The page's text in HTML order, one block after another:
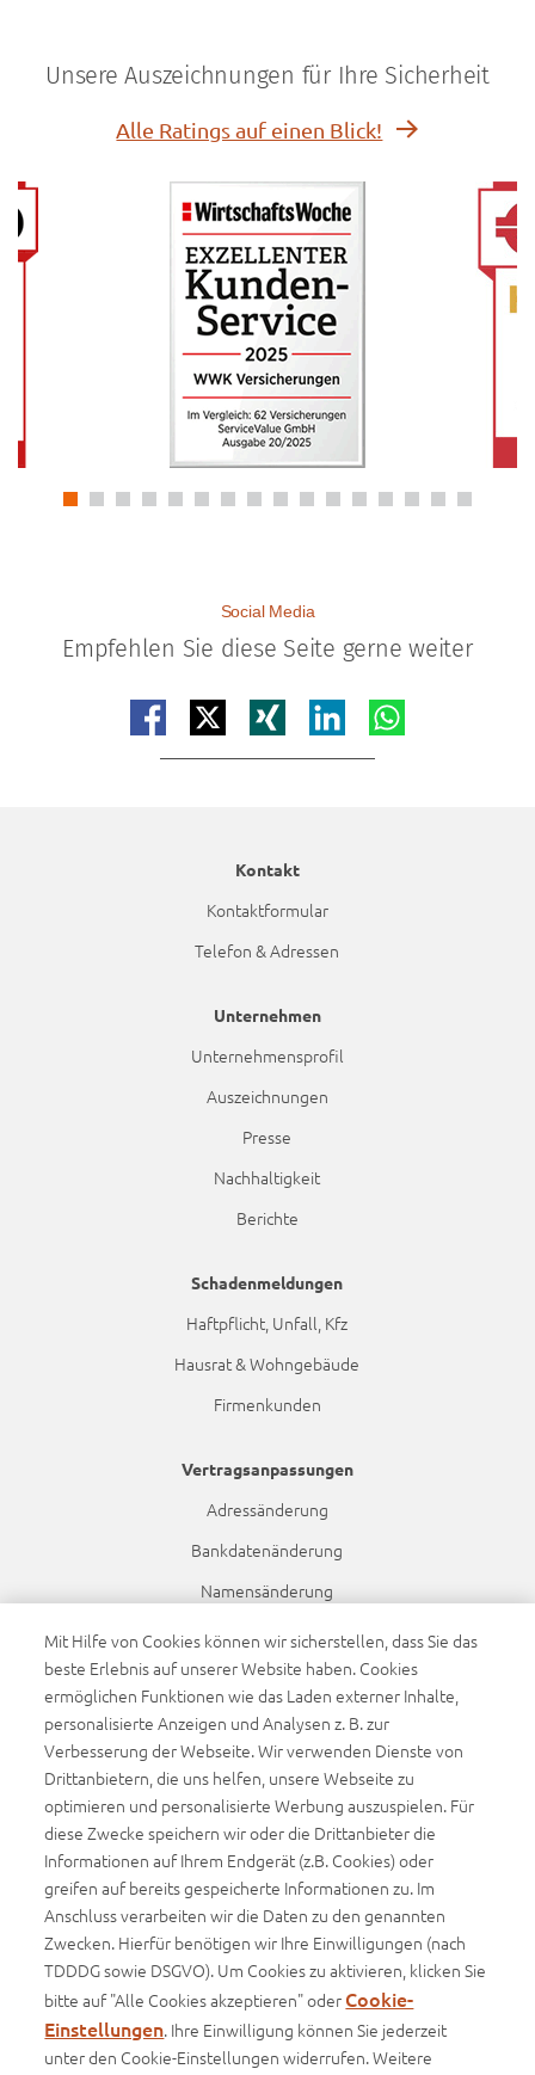
Unsere Auszeichnungen für Ihre Sicherheit
Alle Ratings auf einen Blick!
Empfehlen Sie diese Seite gerne weiter
Social Media
Teilen auf facebook
Teilen auf xTeilen auf xingTeilen auf linkedin
Teilen auf
Kontakt
Kontaktformular
Telefon & Adressen
Unternehmen
Unternehmensprofil
Auszeichnungen
Presse
Nachhaltigkeit
Berichte
Schadenmeldungen
Haftpflicht, Unfall, Kfz
Hausrat & Wohngebäude
Firmenkunden
Vertragsanpassungen
Adressänderung
Bankdatenänderung
Namensänderung
Dynamikanpassung
Sponsoring
FC Augsburg
WWK Volleys Herrsching
Beachvolleyball
Infos
Basisinformationsblätter (BIB)
Produktinformationsblätter
Mit Hilfe von Cookies können wir sicherstellen, dass Sie das
beste Erlebnis auf unserer Website haben. Cookies
ermöglichen Funktionen wie das Laden externer Inhalte,
personalisierte Anzeigen und Analysen z. B. zur
Verbesserung der Webseite. Wir verwenden Dienste von
Drittanbietern, die uns helfen, unsere Webseite zu
optimieren und personalisierte Werbung auszuspielen. Für
diese Zwecke speichern wir oder die Drittanbieter die
Informationen auf Ihrem Endgerät (z.B. Cookies) oder
greifen auf bereits gespeicherte Informationen zu. Im
Anschluss verarbeiten wir die Daten zu den genannten
Zwecken. Hierfür benötigen wir Ihre Einwilligungen (nach
TDDDG sowie DSGVO). Um Cookies zu aktivieren, klicken Sie
bitte auf "Alle Cookies akzeptieren" oder Cookie-
Einstellungen. Ihre Einwilligung können Sie jederzeit
unter den Cookie-Einstellungen widerrufen. Weitere